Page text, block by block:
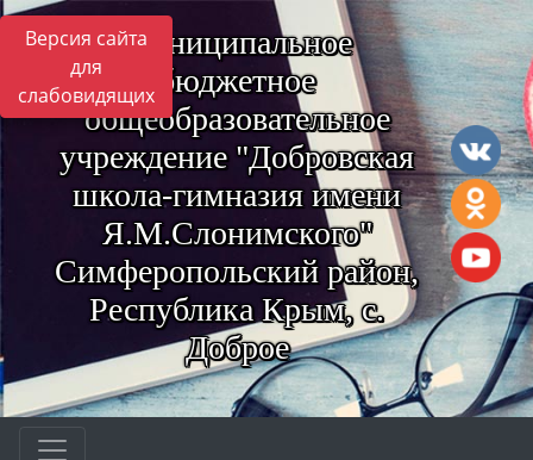
Версия сайта
для
слабовидящих
Муниципальное
бюджетное
общеобразовательное
учреждение "Добровская
школа-гимназия имени
Я.М.Слонимского"
Симферопольский район,
Республика Крым, с.
Доброе